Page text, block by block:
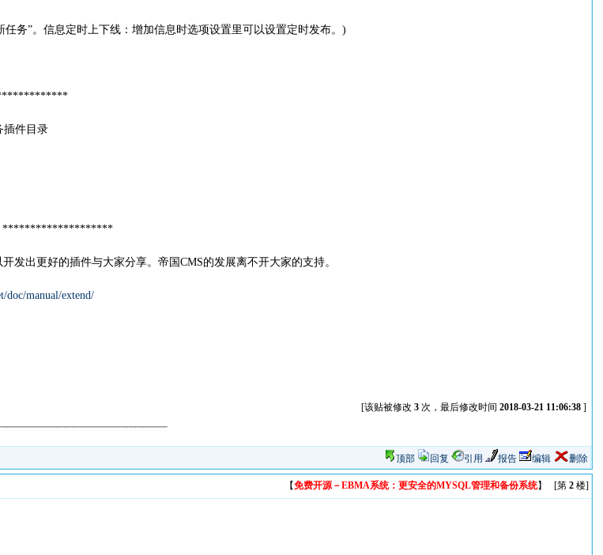
任务”。信息定时上下线：增加信息时选项设置里可以设置定时发布。)
件目录
********************
发出更好的插件与大家分享。帝国CMS的发展离不开大家的支持。
doc/manual/extend/
[该贴被修改 3次，最后修改时间 2018-03-21 11:06:38]
顶部 回复 引用 报告 编辑 删除
【免费开源－EBMA系统：更安全的MYSQL管理和备份系统】 [第 2楼]